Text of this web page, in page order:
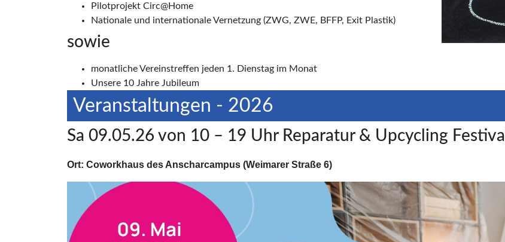
Pilotprojekt Circ@Home
Nationale und internationale Vernetzung (ZWG, ZWE, BFFP, Exit Plastik)
sowie
monatliche Vereinstreffen jeden 1. Dienstag im Monat
Unsere 10 Jahre Jubileum
Veranstaltungen - 2026
Sa 09.05.26 von 10 – 19 Uhr Reparatur & Upcycling Festival
Ort: Coworkhaus des Anscharcampus (Weimarer Straße 6)